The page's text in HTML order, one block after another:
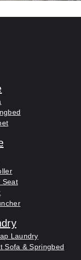
Seat
Laundry
Sofa & Springbed